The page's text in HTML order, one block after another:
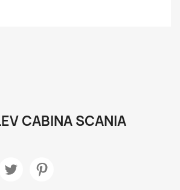
CABINA SCANIA